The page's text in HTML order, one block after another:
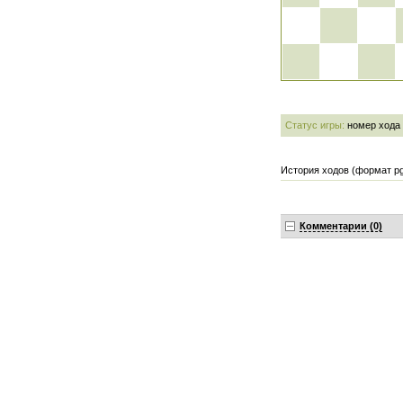
Статус игры: номер хода
История ходов (формат
Комментарии (0)